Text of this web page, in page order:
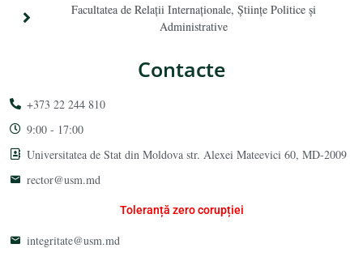
Facultatea de Relaţii Internaţionale, Ştiinţe Politice şi
Administrative
Contacte
+373 22 244 810
9:00 - 17:00
Universitatea de Stat din Moldova str. Alexei Mateevici 60, MD-2009
rector@usm.md
Toleranță zero corupției
integritate@usm.md